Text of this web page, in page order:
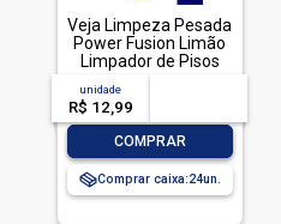
Veja Limpeza Pesada
Power Fusion Limão
Limpador de Pisos
500mL
unidade
R$ 12,99
COMPRAR
Comprar caixa:24